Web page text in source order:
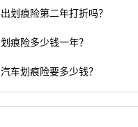
出划痕险第二年打折吗？
划痕险多少钱一年？
汽车划痕险要多少钱？